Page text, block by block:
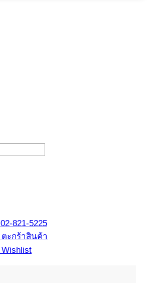
02-821-5225
ตะกร้าสินค้า
Wishlist